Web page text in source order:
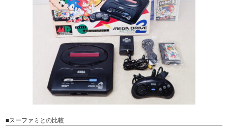
■スーファミとの比較